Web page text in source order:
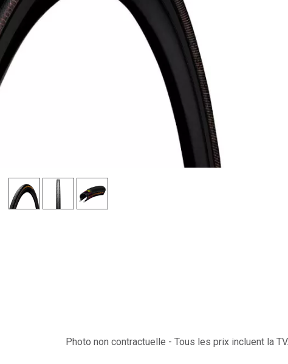
Photo non contractuelle - Tous les prix incluent la